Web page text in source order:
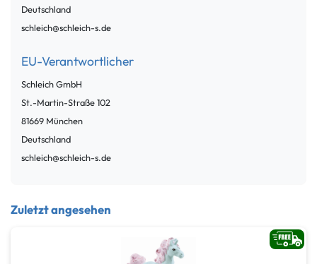
Deutschland
schleich@schleich-s.de
EU-Verantwortlicher
Schleich GmbH
St.-Martin-Straße102
81669 München
Deutschland
schleich@schleich-s.de
Zuletzt angesehen